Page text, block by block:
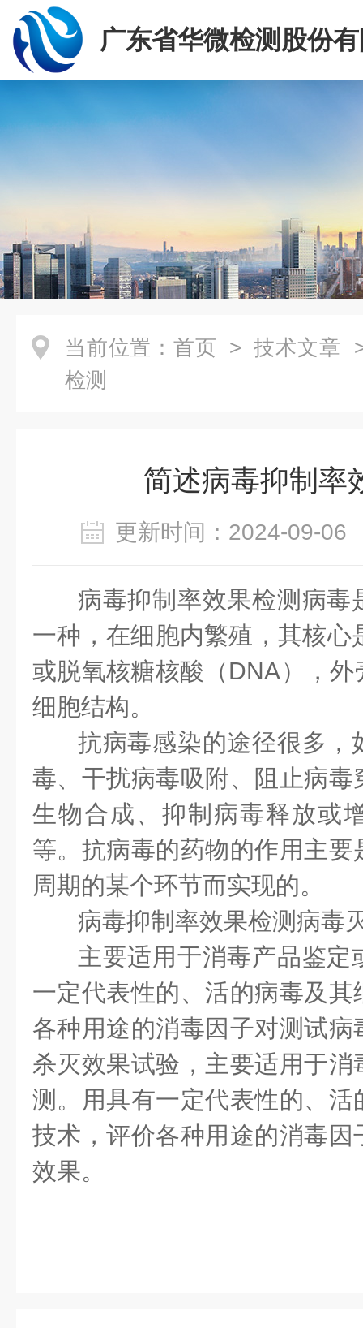
广东省华微检测股份
当前位置： 首页 > 技术文章
检测
简述病毒抑制率
更新时间：2024-09-
病毒抑制率效果检测病毒
一种，在细胞内繁殖，其核心
或脱氧核糖核酸（DNA），
细胞结构。
抗病毒感染的途径很多，
毒、干扰病毒吸附、阻止病
生物合成、抑制病毒释放或
等。抗病毒的药物的作用主
周期的某个环节而实现的。
病毒抑制率效果检测病毒
主要适用于消毒产品鉴定
一定代表性的、活的病毒及
各种用途的消毒因子对测试
杀灭效果试验，主要适用于
测。用具有一定代表性的、
技术，评价各种用途的消毒
效果。